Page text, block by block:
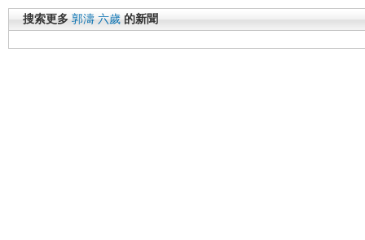
搜索更多 郭濤 六歲 的新聞